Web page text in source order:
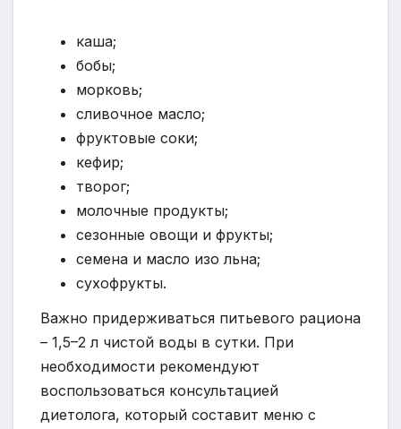
каша;
бобы;
морковь;
сливочное масло;
фруктовые соки;
кефир;
творог;
молочные продукты;
сезонные овощи и фрукты;
семена и масло изо льна;
сухофрукты.
Важно придерживаться питьевого рациона
– 1,5–2 л чистой воды в сутки. При
необходимости рекомендуют
воспользоваться консультацией
диетолога, который составит меню с